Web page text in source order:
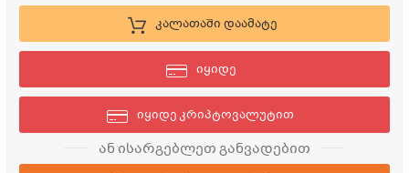
კალათაში დაამატე
იყიდე
იყიდე კრიპტოვალუტით
ან ისარგებლეთ განვადებით